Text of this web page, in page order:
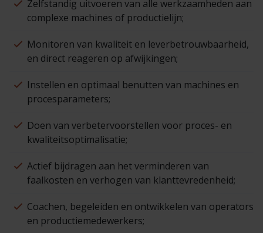
Zelfstandig uitvoeren van alle werkzaamheden aan
complexe machines of productielijn;
Monitoren van kwaliteit en leverbetrouwbaarheid,
en direct reageren op afwijkingen;
Instellen en optimaal benutten van machines en
procesparameters;
Doen van verbetervoorstellen voor proces- en
kwaliteitsoptimalisatie;
Actief bijdragen aan het verminderen van
faalkosten en verhogen van klanttevredenheid;
Coachen, begeleiden en ontwikkelen van operators
en productiemedewerkers;